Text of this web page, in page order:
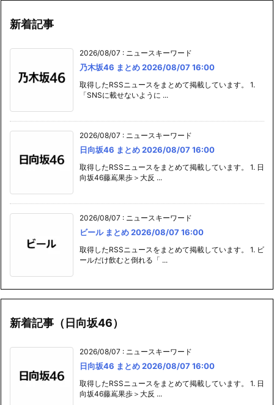
新着記事
2026/08/07 : ニュースキーワード
乃木坂46 まとめ 2026/08/07 16:00
取得したRSSニュースをまとめて掲載しています。 1.
「SNSに載せないように ...
2026/08/07 : ニュースキーワード
日向坂46 まとめ 2026/08/07 16:00
取得したRSSニュースをまとめて掲載しています。 1. 日
向坂46藤嶌果歩＞大反 ...
2026/08/07 : ニュースキーワード
ビール まとめ 2026/08/07 16:00
取得したRSSニュースをまとめて掲載しています。 1. ビ
ールだけ飲むと倒れる「 ...
新着記事（日向坂46）
2026/08/07 : ニュースキーワード
日向坂46 まとめ 2026/08/07 16:00
取得したRSSニュースをまとめて掲載しています。 1. 日
向坂46藤嶌果歩＞大反 ...